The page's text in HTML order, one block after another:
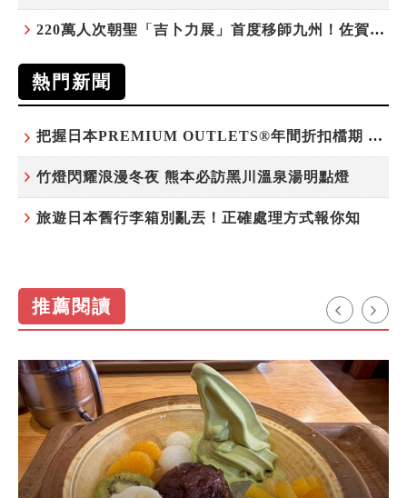
220萬人次朝聖「吉卜力展」首度移師九州！佐賀站早鳥平日套票8/10搶先開賣
熱門新聞
把握日本PREMIUM OUTLETS®年間折扣檔期 越買越划算
竹燈閃耀浪漫冬夜 熊本必訪黑川溫泉湯明點燈
旅遊日本舊行李箱別亂丟！正確處理方式報你知
推薦閱讀